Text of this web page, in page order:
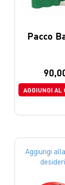
Pacco
AGGIUNGI AL
Aggiungi
desideri